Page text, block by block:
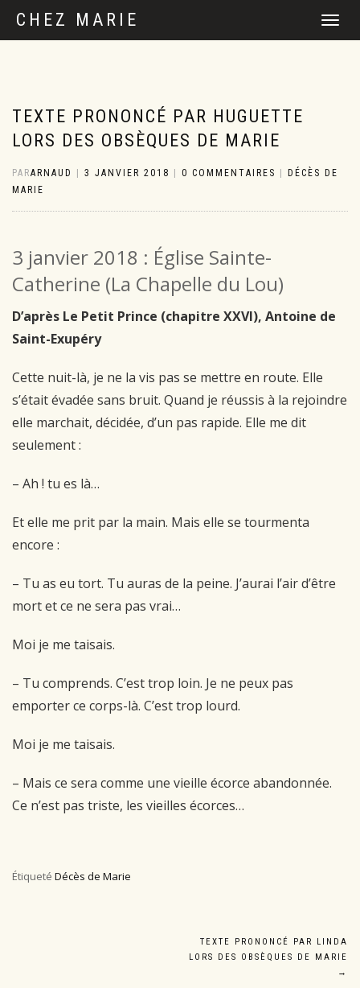
CHEZ MARIE
DÉPLIER
TEXTE PRONONCÉ PAR HUGUETTE
LORS DES OBSÈQUES DE MARIE
PARARNAUD 3 JANVIER 2018 0 COMMENTAIRES
DÉCÈS DE
MARIE
3 janvier 2018 : Église Sainte-
Catherine (La Chapelle du Lou)
D’après Le Petit Prince (chapitre XXVI), Antoine de
Saint-Exupéry
Cette nuit-là, je ne la vis pas se mettre en route. Elle
s’était évadée sans bruit. Quand je réussis à la rejoindre
elle marchait, décidée, d’un pas rapide. Elle me dit
seulement :
– Ah ! tu es là…
Et elle me prit par la main. Mais elle se tourmenta
encore :
– Tu as eu tort. Tu auras de la peine. J’aurai l’air d’être
mort et ce ne sera pas vrai…
Moi je me taisais.
– Tu comprends. C’est trop loin. Je ne peux pas
emporter ce corps-là. C’est trop lourd.
Moi je me taisais.
– Mais ce sera comme une vieille écorce abandonnée.
Ce n’est pas triste, les vieilles écorces…
Étiqueté Décès de Marie
TEXTE PRONONCÉ PAR LINDA
LORS DES OBSÈQUES DE MARIE
→